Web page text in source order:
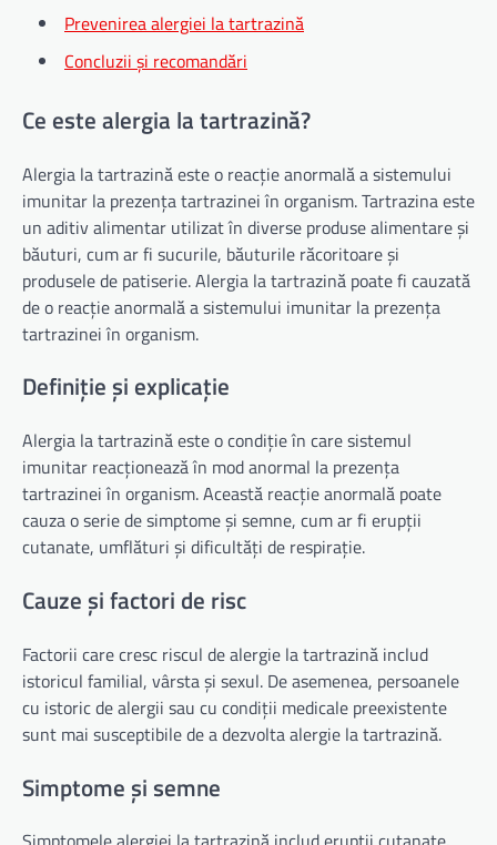
Prevenirea alergiei la tartrazină
Concluzii și recomandări
Ce este alergia la tartrazină?
Alergia la tartrazină este o reacție anormală a sistemului
imunitar la prezența tartrazinei în organism. Tartrazina este
un aditiv alimentar utilizat în diverse produse alimentare și
băuturi, cum ar fi sucurile, băuturile răcoritoare și
produsele de patiserie. Alergia la tartrazină poate fi cauzată
de o reacție anormală a sistemului imunitar la prezența
tartrazinei în organism.
Definiție și explicație
Alergia la tartrazină este o condiție în care sistemul
imunitar reacționează în mod anormal la prezența
tartrazinei în organism. Această reacție anormală poate
cauza o serie de simptome și semne, cum ar fi erupții
cutanate, umflături și dificultăți de respirație.
Cauze și factori de risc
Factorii care cresc riscul de alergie la tartrazină includ
istoricul familial, vârsta și sexul. De asemenea, persoanele
cu istoric de alergii sau cu condiții medicale preexistente
sunt mai susceptibile de a dezvolta alergie la tartrazină.
Simptome și semne